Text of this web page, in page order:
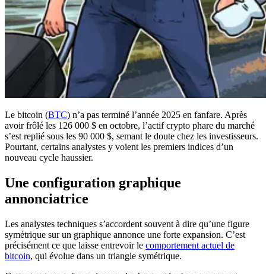
Le bitcoin (BTC) n’a pas terminé l’année 2025 en fanfare. Après
avoir frôlé les 126 000 $ en octobre, l’actif crypto phare du marché
s’est replié sous les 90 000 $, semant le doute chez les investisseurs.
Pourtant, certains analystes y voient les premiers indices d’un
nouveau cycle haussier.
Une configuration graphique
annonciatrice
Les analystes techniques s’accordent souvent à dire qu’une figure
symétrique sur un graphique annonce une forte expansion. C’est
précisément ce que laisse entrevoir le comportement actuel de
bitcoin, qui évolue dans un triangle symétrique.